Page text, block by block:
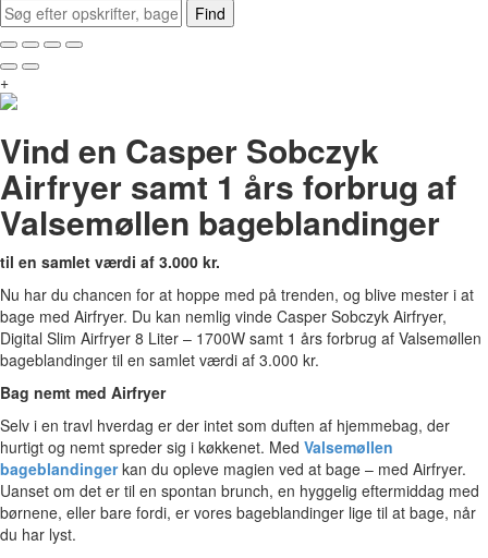
Find
+
Vind en Casper Sobczyk
Airfryer samt 1 års forbrug af
Valsemøllen bageblandinger
til en samlet værdi af 3.000 kr.
Nu har du chancen for at hoppe med på trenden, og blive mester i at
bage med Airfryer. Du kan nemlig vinde Casper Sobczyk Airfryer,
Digital Slim Airfryer 8 Liter – 1700W samt 1 års forbrug af Valsemøllen
bageblandinger til en samlet værdi af 3.000 kr.
Bag nemt med Airfryer
Selv i en travl hverdag er der intet som duften af hjemmebag, der
hurtigt og nemt spreder sig i køkkenet. Med Valsemøllen
bageblandingerkan du opleve magien ved at bage – med Airfryer.
Uanset om det er til en spontan brunch, en hyggelig eftermiddag med
børnene, eller bare fordi, er vores bageblandinger lige til at bage, når
du har lyst.